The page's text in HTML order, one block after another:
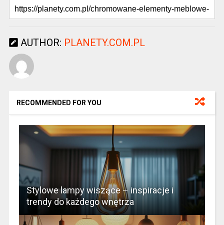
AUTHOR: PLANETY.COM.PL
RECOMMENDED FOR YOU
Stylowe lampy wiszące – inspiracje i
trendy do każdego wnętrza